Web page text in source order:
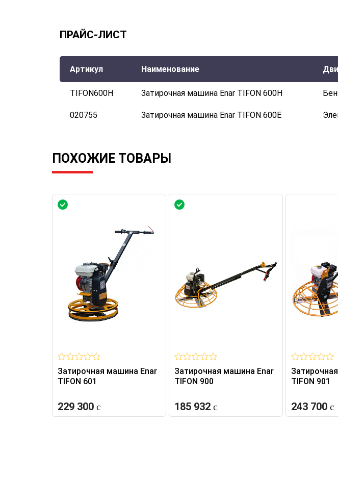
ПРАЙС-ЛИСТ
Артикул Наименование
TIFON600H Затирочная машина Enar TIFON 600H
020755 Затирочная машина Enar TIFON 600E
ПОХОЖИЕ ТОВАРЫ
Затирочная машина Enar
TIFON 601
229 300
Затирочная машина Enar
TIFON 900
185 932
TIFON 901
243 700